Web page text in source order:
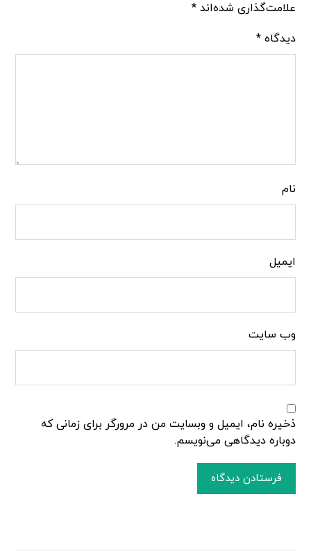
علامت‌گذاری شده‌اند*
دیدگاه*
نام
ایمیل
وب‌ سایت
ذخیره نام، ایمیل و وبسایت من در مرورگر برای زمانی که
دوباره دیدگاهی می‌نویسم.
فرستادن دیدگاه